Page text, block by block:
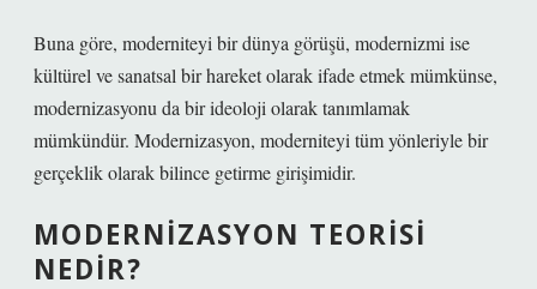
Buna göre, moderniteyi bir dünya görüşü, modernizmi ise
kültürel ve sanatsal bir hareket olarak ifade etmek mümkünse,
modernizasyonu da bir ideoloji olarak tanımlamak
mümkündür. Modernizasyon, moderniteyi tüm yönleriyle bir
gerçeklik olarak bilince getirme girişimidir.
MODERNIZASYON TEORISI
NEDIR?